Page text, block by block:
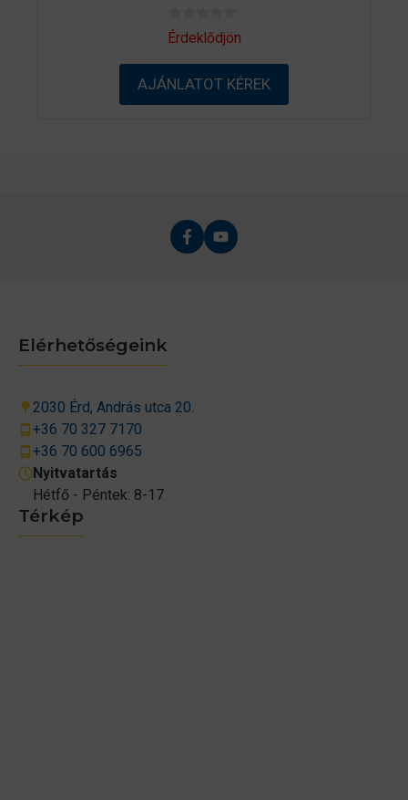
0
a
-
ő
Érdeklődjön
AJÁNLATOT KÉREK
Térkép
Elérhetőségeink
2030 Érd, András utca 20.
+36 70 327 7170
+36 70 600 6965
Nyitvatartás
Hétfő - Péntek: 8-17